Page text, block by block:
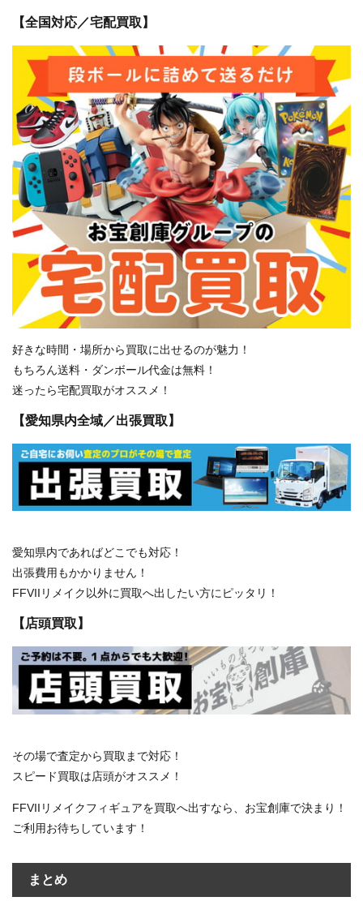
【全国対応／宅配買取】
好きな時間・場所から買取に出せるのが魅力！
もちろん送料・ダンボール代金は無料！
迷ったら宅配買取がオススメ！
【愛知県内全域／出張買取】
愛知県内であればどこでも対応！
出張費用もかかりません！
FFVIIリメイク以外に買取へ出したい方にピッタリ！
【店頭買取】
その場で査定から買取まで対応！
スピード買取は店頭がオススメ！
FFVIIリメイクフィギュアを買取へ出すなら、お宝創庫で決まり！
ご利用お待ちしています！
まとめ